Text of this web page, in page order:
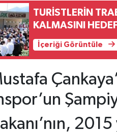
TURİSTLERİN
KALMASINI
İçeriği Görüntüle
2015